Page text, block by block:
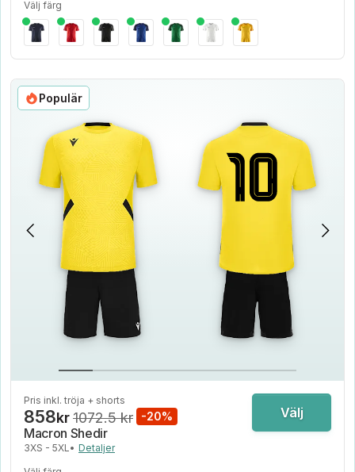
Välj färg
Populär
Pris inkl. tröja + shorts
858kr1072.5 kr -20%
Macron Shedir
3XS - 5XL• Detaljer
Välj